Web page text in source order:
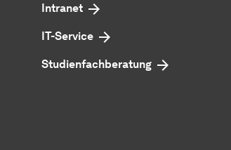
Intranet
IT-Service
Studienfachberatung